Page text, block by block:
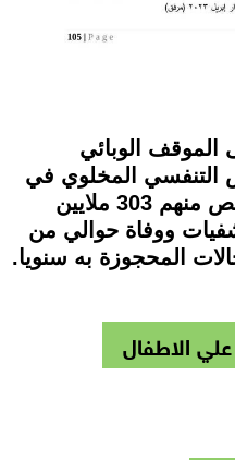
الموقف الوبائي
التنفسي المخلوي في
إصابة حوالي 33 مليون شخص منهم 303 ملايين
ووفاة حوالي من
الاطفال